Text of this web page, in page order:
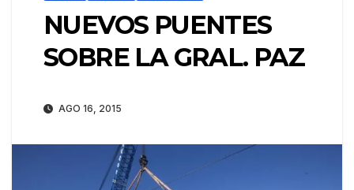
NUEVOS PUENTES
SOBRE LA GRAL. PAZ
AGO 16, 2015